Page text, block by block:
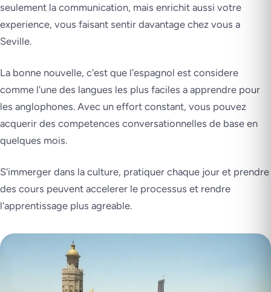
seulement la communication, mais enrichit aussi votre
experience, vous faisant sentir davantage chez vous a
Seville.
La bonne nouvelle, c'est que l'espagnol est considere
comme l'une des langues les plus faciles a apprendre pour
les anglophones. Avec un effort constant, vous pouvez
acquerir des competences conversationnelles de base en
quelques mois.
S'immerger dans la culture, pratiquer chaque jour et prendre
des cours peuvent accelerer le processus et rendre
l'apprentissage plus agreable.